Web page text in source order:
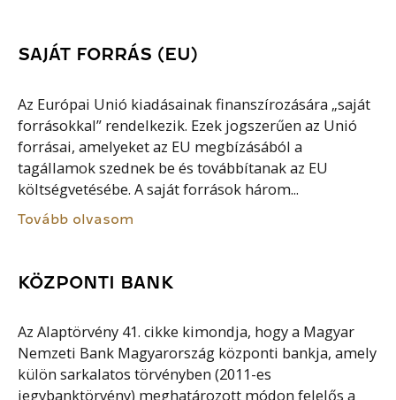
SAJÁT FORRÁS (EU)
Az Európai Unió kiadásainak finanszírozására „saját
forrásokkal” rendelkezik. Ezek jogszerűen az Unió
forrásai, amelyeket az EU megbízásából a
tagállamok szednek be és továbbítanak az EU
költségvetésébe. A saját források három...
Tovább olvasom
KÖZPONTI BANK
Az Alaptörvény 41. cikke kimondja, hogy a Magyar
Nemzeti Bank Magyarország központi bankja, amely
külön sarkalatos törvényben (2011-es
jegybanktörvény) meghatározott módon felelős a